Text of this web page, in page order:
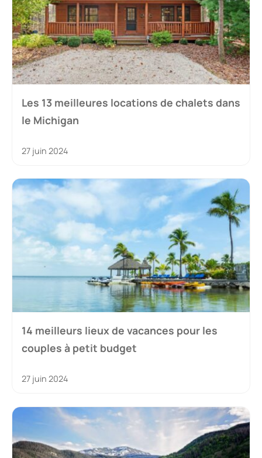
Les 13 meilleures locations de chalets dans
le Michigan
27 juin 2024
14 meilleurs lieux de vacances pour les
couples à petit budget
27 juin 2024